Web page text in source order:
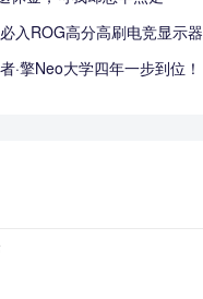
入ROG高分高刷电竞显示器
·擎Neo大学四年一步到位！